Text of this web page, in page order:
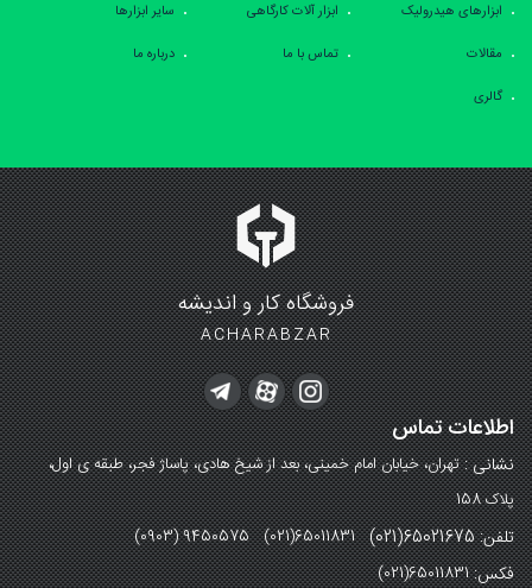
ابزارهای هیدرولیک
ابزار آلات کارگاهی
سایر ابزارها
مقالات
تماس با ما
درباره ما
گالری
فروشگاه کار و اندیشه
ACHARABZAR
اطلاعات تماس
نشانی :تهران، خیابان امام خمینی، بعد از شیخ هادی، پاساژ فجر، طبقه ی اول،
پلاک 158
تلفن: 65021675(021) (0903) 9450575 (021)65011831
فکس:(021)65011831